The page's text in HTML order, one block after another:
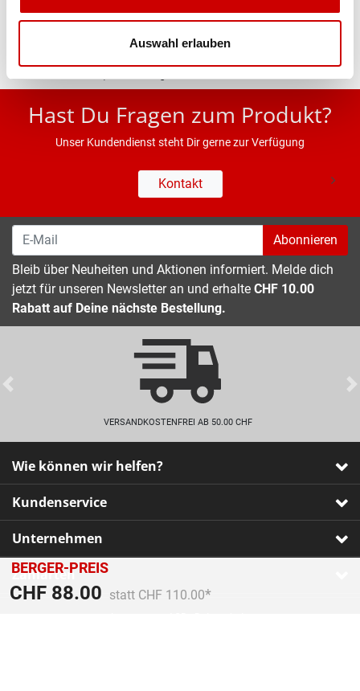
Auswahl erlauben
BERGER-PREIS
CHF 88.00 Preis reduziert von
statt CHF 110.00
An
Eigenschaften
Hast Du Fragen zum Produkt?
Unser Kundendienst steht Dir gerne zur Verfügung
Kontakt
Abonnieren
Bleib über Neuheiten und Aktionen informiert. Melde dich
jetzt für unseren Newsletter an und erhalte CHF 10.00
Rabatt auf Deine nächste Bestellung.
VERSANDKOSTENFREI AB 50.00 CHF
Previous
Wie können wir helfen?
Kundenservice
Unternehmen
Zahlarten